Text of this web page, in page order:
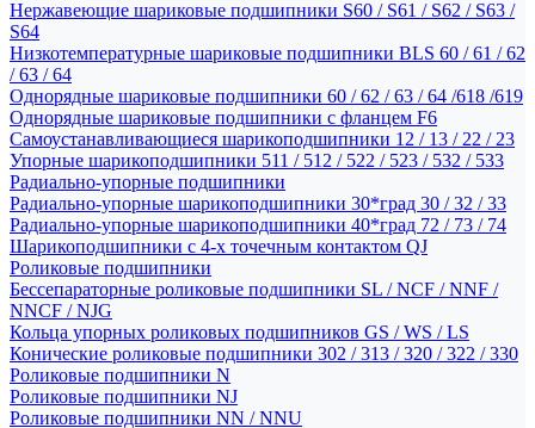
Нержавеющие шариковые подшипники S60 / S61 / S62 / S63 /
S64
Низкотемпературные шариковые подшипники BLS 60 / 61 / 62
/ 63 / 64
Однорядные шариковые подшипники 60 / 62 / 63 / 64 /618 /619
Однорядные шариковые подшипники с фланцем F6
Самоустанавливающиеся шарикоподшипники 12 / 13 / 22 / 23
Упорные шарикоподшипники 511 / 512 / 522 / 523 / 532 / 533
Радиально-упорные подшипники
Радиально-упорные шарикоподшипники 30*град 30 / 32 / 33
Радиально-упорные шарикоподшипники 40*град 72 / 73 / 74
Шарикоподшипники с 4-х точечным контактом QJ
Роликовые подшипники
Бессепараторные роликовые подшипники SL / NCF / NNF /
NNCF / NJG
Кольца упорных роликовых подшипников GS / WS / LS
Конические роликовые подшипники 302 / 313 / 320 / 322 / 330
Роликовые подшипники N
Роликовые подшипники NJ
Роликовые подшипники NN / NNU